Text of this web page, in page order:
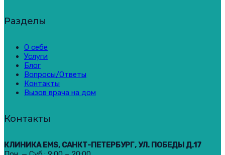
Разделы
О себе
Услуги
Блог
Вопросы/Ответы
Контакты
Вызов врача на дом
Контакты
КЛИНИКА EMS, САНКТ-ПЕТЕРБУРГ, УЛ. ПОБЕДЫ Д.17